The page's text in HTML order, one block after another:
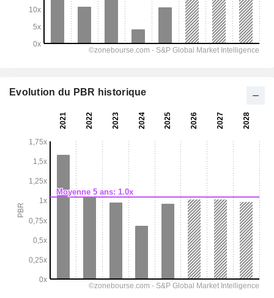
Evolution du PBR historique